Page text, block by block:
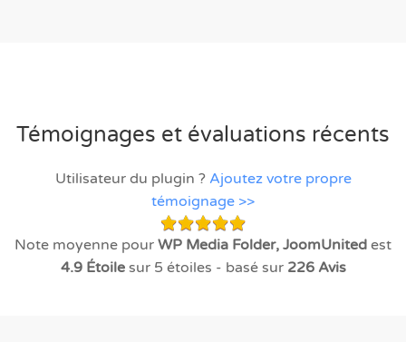
Témoignages et évaluations récents
Utilisateur du plugin ? Ajoutez votre propre
témoignage >>
Note moyenne pour WP Media Folder, JoomUnited est
4.9 Étoilesur 5 étoiles - basé sur 226 Avis